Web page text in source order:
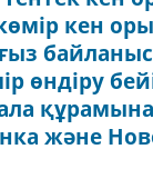
кен
өндіру
құрамына
және